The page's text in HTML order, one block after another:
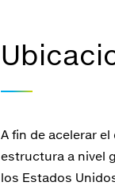
A fin de acelerar
estructura a nivel
los Estados